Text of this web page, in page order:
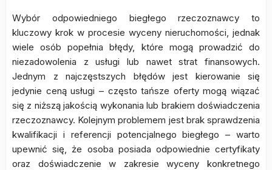
Wybór odpowiedniego biegłego rzeczoznawcy to
kluczowy krok w procesie wyceny nieruchomości, jednak
wiele osób popełnia błędy, które mogą prowadzić do
niezadowolenia z usługi lub nawet strat finansowych.
Jednym z najczęstszych błędów jest kierowanie się
jedynie ceną usługi – często tańsze oferty mogą wiązać
się z niższą jakością wykonania lub brakiem doświadczenia
rzeczoznawcy. Kolejnym problemem jest brak sprawdzenia
kwalifikacji i referencji potencjalnego biegłego – warto
upewnić się, że osoba posiada odpowiednie certyfikaty
oraz doświadczenie w zakresie wyceny konkretnego